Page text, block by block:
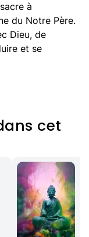
à
du Notre Père.
Dieu, de
et se
cet